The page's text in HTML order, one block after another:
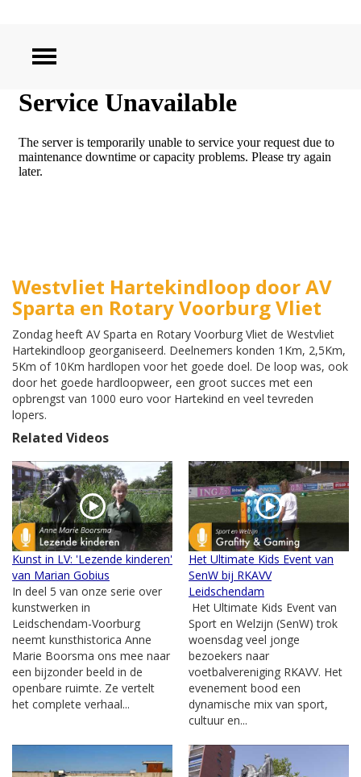
ZOEKEN
Westvliet Hartekindloop door AV
Sparta en Rotary Voorburg Vliet
Zondag heeft AV Sparta en Rotary Voorburg Vliet de Westvliet
Hartekindloop georganiseerd. Deelnemers konden 1Km, 2,5Km,
5Km of 10Km hardlopen voor het goede doel. De loop was, ook
door het goede hardloopweer, een groot succes met een
opbrengst van 1000 euro voor Hartekind en veel tevreden
lopers.
Related Videos
Kunst in LV: 'Lezende kinderen'
van Marian Gobius
In deel 5 van onze serie over
kunstwerken in
Leidschendam-Voorburg
neemt kunsthistorica Anne
Marie Boorsma ons mee naar
een bijzonder beeld in de
openbare ruimte. Ze vertelt
het complete verhaal...
Het Ultimate Kids Event van
SenW bij RKAVV
Leidschendam
Het Ultimate Kids Event van
Sport en Welzijn (SenW) trok
woensdag veel jonge
bezoekers naar
voetbalvereniging RKAVV. Het
evenement bood een
dynamische mix van sport,
cultuur en...